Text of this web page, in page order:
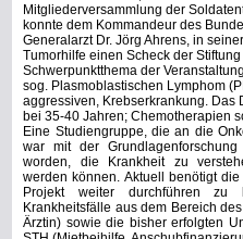
Mitgliederversammlung der
konnte dem Kommandeur des
Generalarzt Dr. Jörg Ahrens, in
Tumorhilfe einen Scheck der
Schwerpunktthema der
sog. Plasmoblastischen Lymphom
aggressiven, Krebserkrankung. Das
bei 35-40 Jahren; Chemotherapien
Eine Studiengruppe, die an die
war mit der
worden, die Krankheit zu
werden können. Aktuell benötigt
Projekt weiter durchführen
Krankheitsfälle aus dem Bereich
Ärztin) sowie die bisher erfolgten